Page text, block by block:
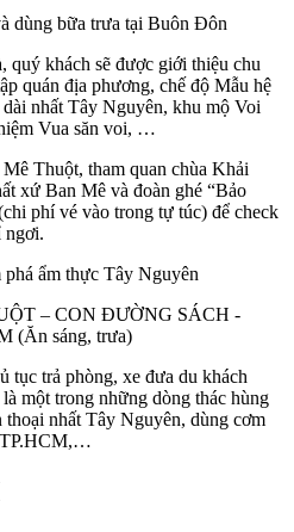
dùng bữa trưa tại Buôn Đôn
khách sẽ được giới thiệu chu
quán địa phương, chế độ Mẫu hệ
nhất Tây Nguyên, khu mộ Voi
Vua săn voi, …
Thuột, tham quan chùa Khải
xứ Ban Mê và đoàn ghé “Bảo
phí vé vào trong tự túc) để check
ngơi.
ẩm thực Tây Nguyên
– CON ĐƯỜNG SÁCH -
(Ăn sáng, trưa)
tục trả phòng, xe đưa du khách
một trong những dòng thác hùng
nhất Tây Nguyên, dùng cơm
TP.HCM,…